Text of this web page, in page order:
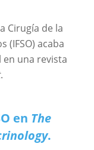
Cirugía de la
(IFSO) acaba
una revista
.
en The
.